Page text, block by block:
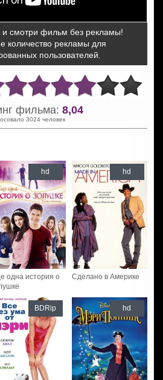
и смотри фильм без рекламы!
количество рекламы для
пользователей.
фильма: 8,04
3024 человек
одна история о
hd
Сделано в Америке
hd
BDRip hd